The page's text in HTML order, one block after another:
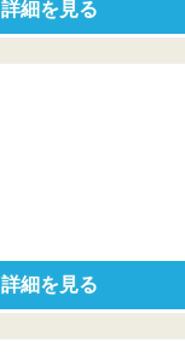
詳細を見る
詳細を見る